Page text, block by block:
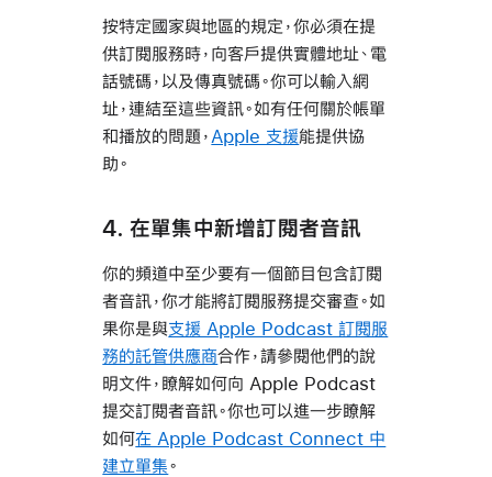
按特定國家與地區的規定，你必須在提
供訂閱服務時，向客戶提供實體地址、電
話號碼，以及傳真號碼。你可以輸入網
址，連結至這些資訊。如有任何關於帳單
和播放的問題， Apple 支援能提供協
助。
4. 在單集中新增訂閱者音訊
你的頻道中至少要有一個節目包含訂閱
者音訊，你才能將訂閱服務提交審查。如
果你是與支援 Apple Podcast 訂閱服
務的託管供應商合作，請參閱他們的說
明文件，瞭解如何向 Apple Podcast
提交訂閱者音訊。你也可以進一步瞭解
如何在 Apple Podcast Connect 中
建立單集。